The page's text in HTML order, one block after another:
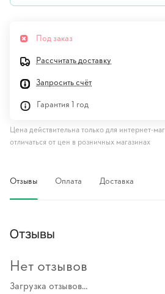
Под заказ
Рассчитать доставку
Запросить счёт
Гарантия 1 год
Цена действительна только для интернет-
отличаться от цен в розничных магазинах
Отзывы Оплата Доставка
Отзывы
Загрузка отзывов...
Нет отзывов